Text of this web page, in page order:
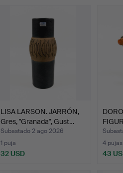
LISA LARSON. JARRÓN,
Gres, "Granada", Gust…
Subastado 2 ago 2026
1 puja
32 USD
Upp…
4 pujas
43